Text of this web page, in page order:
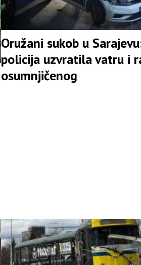
Oružani sukob u
policija uzvratila vatru i
osumnjičenog